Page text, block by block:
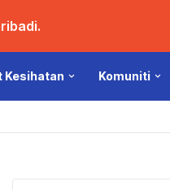
Kesihatan Komuniti